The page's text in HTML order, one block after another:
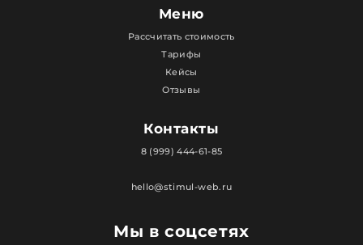
Мы в соцсетях
Меню
Рассчитать стоимость
Тарифы
Кейсы
Отзывы
Контакты
8 (999) 444-61-85
hello@stimul-web.ru